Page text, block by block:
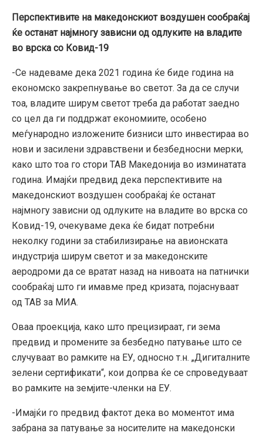
Перспективите на македонскиот воздушен сообраќај
ќе останат најмногу зависни од одлуките на владите
во врска со Ковид-19
-Се надеваме дека 2021 година ќе биде година на
економско закрепнување во светот. За да се случи
тоа, владите ширум светот треба да работат заедно
со цел да ги поддржат економиите, особено
меѓународно изложените бизниси што инвестираа во
нови и засилени здравствени и безбедносни мерки,
како што тоа го стори ТАВ Македонија во изминатата
година. Имајќи предвид дека перспективите на
македонскиот воздушен сообраќај ќе останат
најмногу зависни од одлуките на владите во врска со
Ковид-19, очекуваме дека ќе бидат потребни
неколку години за стабилизирање на авионската
индустрија ширум светот и за македонските
аеродроми да се вратат назад на нивоата на патнички
сообраќај што ги имавме пред кризата, појаснуваат
од ТАВ за МИА.
Оваа проекција, како што прецизираат, ги зема
предвид и промените за безбедно патување што се
случуваат во рамките на ЕУ, односно т.н. „Дигиталните
зелени сертификати“, кои допрва ќе се спроведуваат
во рамките на земјите-членки на ЕУ.
-Имајќи го предвид фактот дека во моментот има
забрана за патување за носителите на македонски